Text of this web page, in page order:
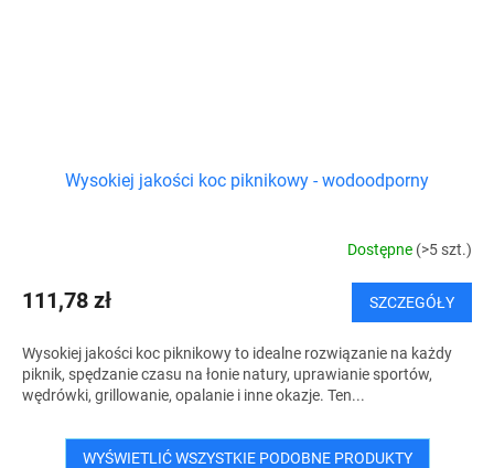
Wysokiej jakości koc piknikowy - wodoodporny
Dostępne (>5 szt.)
111,78 zł SZCZEGÓŁY
Wysokiej jakości koc piknikowy to idealne rozwiązanie na każdy
piknik, spędzanie czasu na łonie natury, uprawianie sportów,
wędrówki, grillowanie, opalanie i inne okazje. Ten...
WYŚWIETLIĆ WSZYSTKIE PODOBNE PRODUKTY